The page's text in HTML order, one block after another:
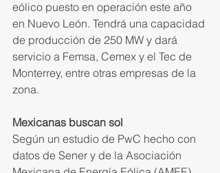
eólico puesto en operación este año
en Nuevo León. Tendrá una capacidad
de producción de 250 MW y dará
servicio a Femsa, Cemex y el Tec de
Monterrey, entre otras empresas de la
zona.
Mexicanas buscan sol
Según un estudio de PwC hecho con
datos de Sener y de la Asocia­ción